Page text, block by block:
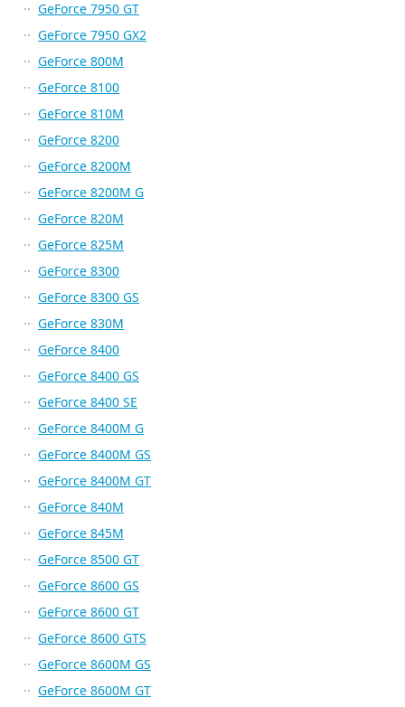
GeForce 7950 GT
GeForce 7950 GX2
GeForce 800M
GeForce 8100
GeForce 810M
GeForce 8200
GeForce 8200M
GeForce 8200M G
GeForce 820M
GeForce 825M
GeForce 8300
GeForce 8300 GS
GeForce 830M
GeForce 8400
GeForce 8400 GS
GeForce 8400 SE
GeForce 8400M G
GeForce 8400M GS
GeForce 8400M GT
GeForce 840M
GeForce 845M
GeForce 8500 GT
GeForce 8600 GS
GeForce 8600 GT
GeForce 8600 GTS
GeForce 8600M GS
GeForce 8600M GT